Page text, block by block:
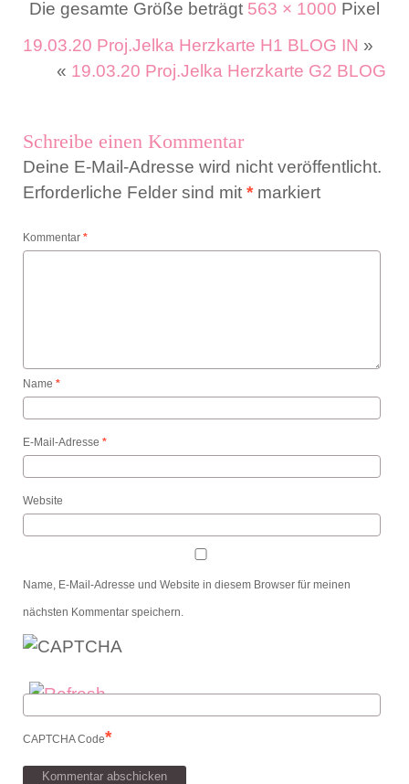
Die gesamte Größe beträgt 563 × 1000 Pixel
19.03.20 Proj.Jelka Herzkarte H1 BLOG IN »
« 19.03.20 Proj.Jelka Herzkarte G2 BLOG
Schreibe einen Kommentar
Deine E-Mail-Adresse wird nicht veröffentlicht.
Erforderliche Felder sind mit *markiert
Kommentar *
Name *
E-Mail-Adresse *
Website
Name, E-Mail-Adresse und Website in diesem Browser für meinen
nächsten Kommentar speichern.
CAPTCHA Code*